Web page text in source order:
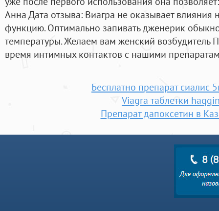
Анна Дата отзыва: Виагра не оказывает
функцию. Оптимально запивать дженерик
температуры. Желаем вам женский возбудитель
время интимных контактов с нашими
Бесплатно препарат сиалис
Viagra таблетки
Препарат дапоксетин в